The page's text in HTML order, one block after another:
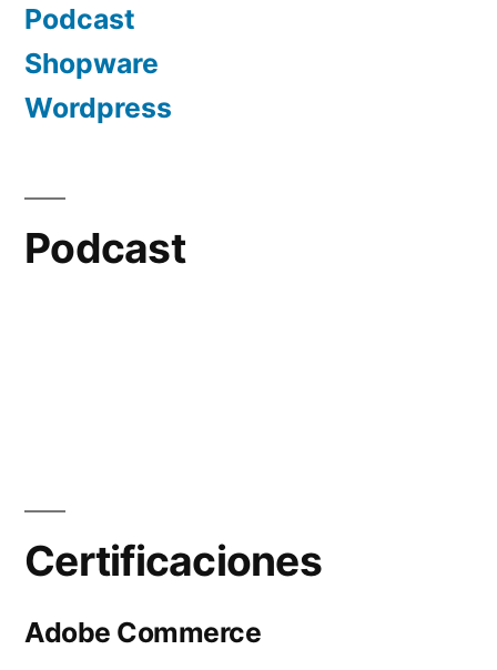
Podcast
Shopware
Wordpress
Podcast
Certificaciones
Adobe Commerce